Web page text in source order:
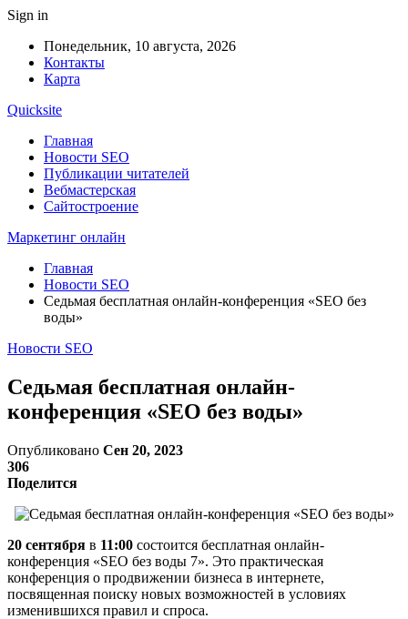
Sign in
Понедельник, 10 августа, 2026
Контакты
Карта
Quicksite
Главная
Новости SEO
Публикации читателей
Вебмастерская
Сайтостроение
Маркетинг онлайн
Главная
Новости SEO
Седьмая бесплатная онлайн-конференция «SEO без
воды»
Новости SEO
Седьмая бесплатная онлайн-
конференция «SEO без воды»
Опубликовано Сен 20, 2023
306
Поделится
20 сентября в 11:00 состоится бесплатная онлайн-
конференция «SEO без воды 7». Это практическая
конференция о продвижении бизнеса в интернете,
посвященная поиску новых возможностей в условиях
изменившихся правил и спроса.